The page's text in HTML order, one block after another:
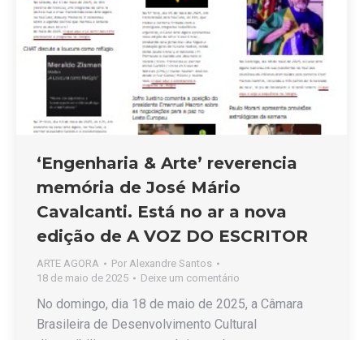
‘Engenharia & Arte’ reverencia
memória de José Mário
Cavalcanti. Está no ar a nova
edição de A VOZ DO ESCRITOR
ARTE AGORA Por Alexandre Santos
18 de maio de 2025
Deixe um comentário
No domingo, dia 18 de maio de 2025, a Câmara
Brasileira de Desenvolvimento Cultural